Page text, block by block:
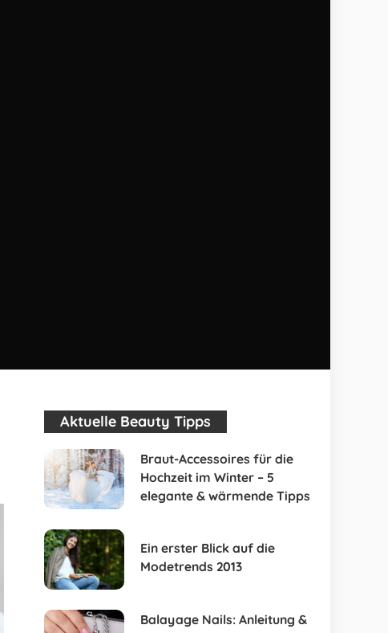
Aktuelle Beauty Tipps
Braut-Accessoires für die
Hochzeit im Winter – 5
elegante & wärmende Tipps
Ein erster Blick auf die
Modetrends 2013
Balayage Nails: Anleitung &